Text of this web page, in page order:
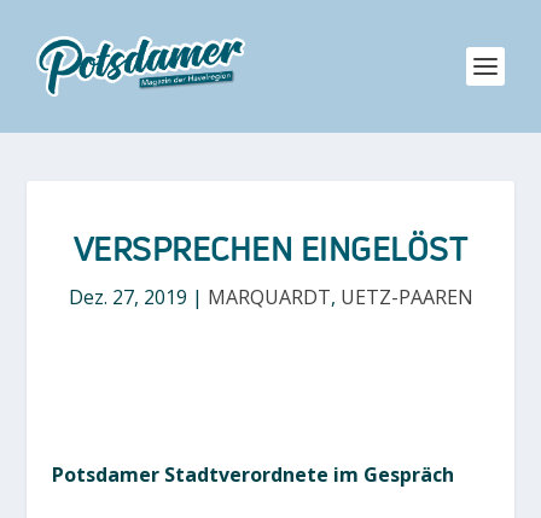
VERSPRECHEN EINGELÖST
Dez. 27, 2019 | MARQUARDT, UETZ-PAAREN
Potsdamer Stadtverordnete im Gespräch